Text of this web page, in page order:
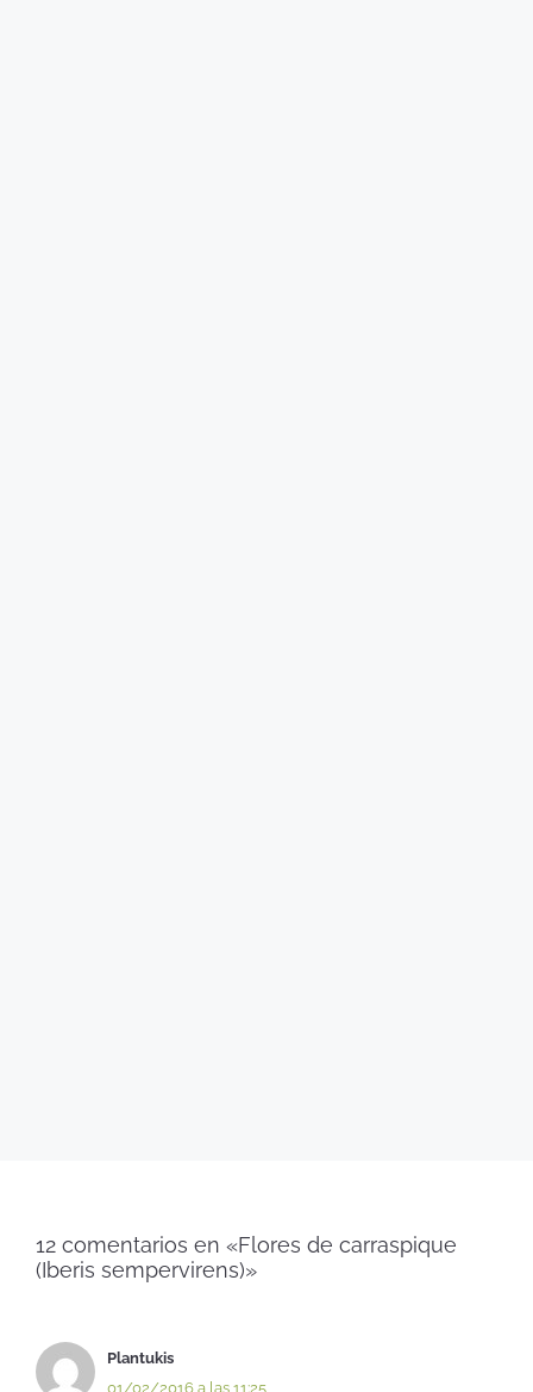
12 comentarios en «Flores de carraspique
(Iberis sempervirens)»
Plantukis
01/02/2016 a las 11:25